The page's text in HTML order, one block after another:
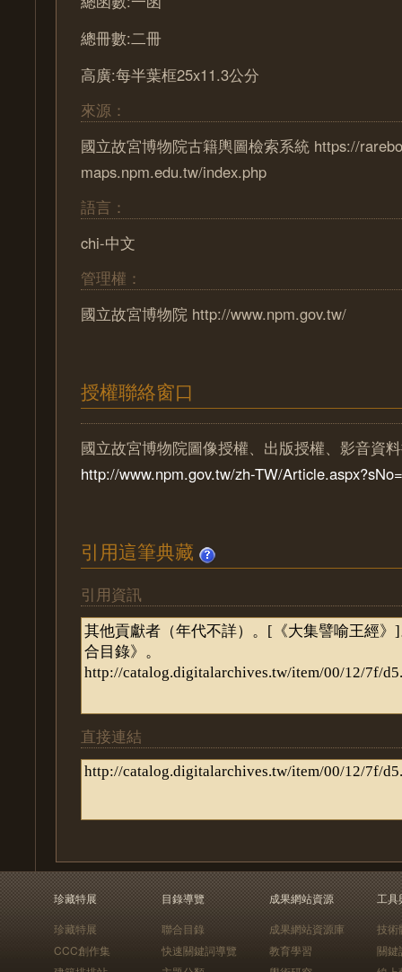
總冊數:二冊
高廣:每半葉框25x11.3公分
來源：
國立故宮博物院古籍輿圖檢索系統 https://
maps.npm.edu.tw/index.php
語言：
chi-中文
管理權：
國立故宮博物院 http://www.npm.gov.tw/
授權聯絡窗口
國立故宮博物院圖像授權、出版授權、影音資
http://www.npm.gov.tw/zh-TW/
引用這筆典藏
引用資訊
直接連結
珍藏特展
珍藏特展
CCC創作集
目錄導覽
聯合目錄
快速關鍵詞導覽
成果網站資源
成果網站資源庫
教育學習
工具
技術
關鍵